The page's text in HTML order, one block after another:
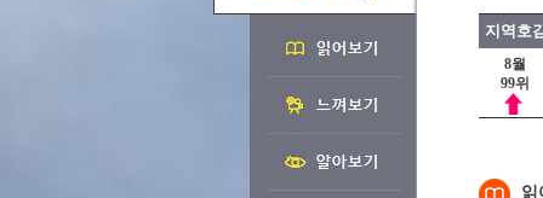
지역호
8월
99위
읽